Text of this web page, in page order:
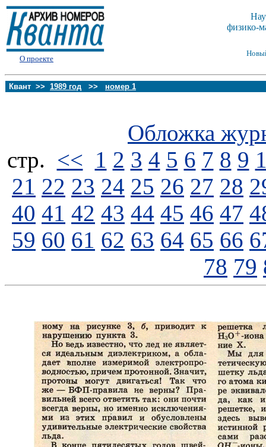
О проекте
физико-
Квант >> 1989 год >> номер 1
Обложка
стp. << 1 2 3 4 5 6 7 8 9
21 22 23 24 25 26 27 28
40 41 42 43 44 45 46 47
59 60 61 62 63 64 65 66
78 79